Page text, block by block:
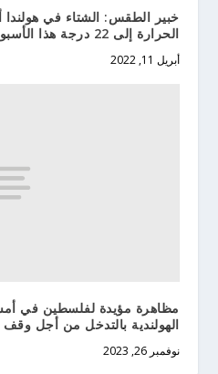
خبير الطقس: الشتاء في
الحرارة إلى 22 درجة هذا الأسبوع
أبريل 11, 2022
مظاهرة مؤيدة لفلسطين في
الهولندية بالتدخل من أجل وقف
نوفمبر 26, 2023